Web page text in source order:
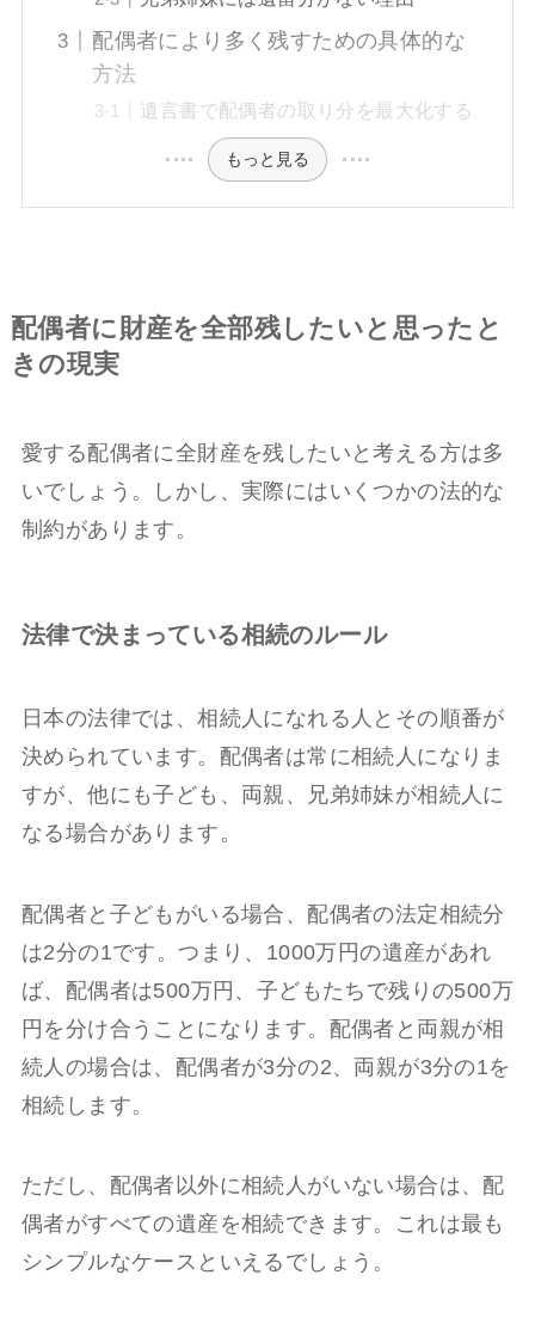
配偶者により多く残すための具体的な
方法
遺言書で配偶者の取り分を最大化する
もっと見る
配偶者に財産を全部残したいと思ったと
きの現実
愛する配偶者に全財産を残したいと考える方は多
いでしょう。しかし、実際にはいくつかの法的な
制約があります。
法律で決まっている相続のルール
日本の法律では、相続人になれる人とその順番が
決められています。配偶者は常に相続人になりま
すが、他にも子ども、両親、兄弟姉妹が相続人に
なる場合があります。
配偶者と子どもがいる場合、配偶者の法定相続分
は2分の1です。つまり、1000万円の遺産があれ
ば、配偶者は500万円、子どもたちで残りの500万
円を分け合うことになります。配偶者と両親が相
続人の場合は、配偶者が3分の2、両親が3分の1を
相続します。
ただし、配偶者以外に相続人がいない場合は、配
偶者がすべての遺産を相続できます。これは最も
シンプルなケースといえるでしょう。